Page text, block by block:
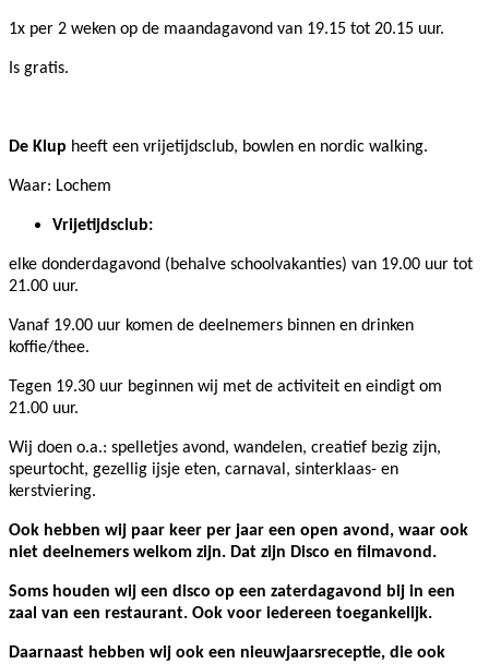
1x per 2 weken op de maandagavond van 19.15 tot 20.15 uur.
Is gratis.
De Klup heeft een vrijetijdsclub, bowlen en nordic walking.
Waar: Lochem
Vrijetijdsclub:
elke donderdagavond (behalve schoolvakanties) van 19.00 uur tot
21.00 uur.
Vanaf 19.00 uur komen de deelnemers binnen en drinken
koffie/thee.
Tegen 19.30 uur beginnen wij met de activiteit en eindigt om
21.00 uur.
Wij doen o.a.: spelletjes avond, wandelen, creatief bezig zijn,
speurtocht, gezellig ijsje eten, carnaval, sinterklaas- en
kerstviering.
Ook hebben wij paar keer per jaar een open avond, waar ook
niet deelnemers welkom zijn. Dat zijn Disco en filmavond.
Soms houden wij een disco op een zaterdagavond bij in een
zaal van een restaurant. Ook voor iedereen toegankelijk.
Daarnaast hebben wij ook een nieuwjaarsreceptie, die ook